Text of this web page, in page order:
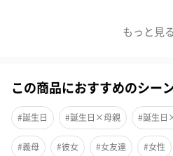
もっと見る
「ラクして、キレイ」新感覚ヘ
かんざしとヘアゴムがあれば、ヘア
ニヨンなど、多彩なヘアアレンジが
「まとめ髪がなかなか綺麗にまとま
この商品におすすめのシー
#誕生日 #誕生日×母親 #誕生日
#義母 #彼女 #女友達 #女性